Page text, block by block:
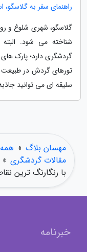
راهنمای سفر به گلاسگو،
گلاسگو، شهری شلوغ و
شناخته می شود. البته
گردشگری دارد؛ پارک
تورهای گردش در طبیعت
سلیقه ای می توانید
مهسان بلاگ »
مقالات گردشگری »
با رنگارنگ ترین
خبرنامه